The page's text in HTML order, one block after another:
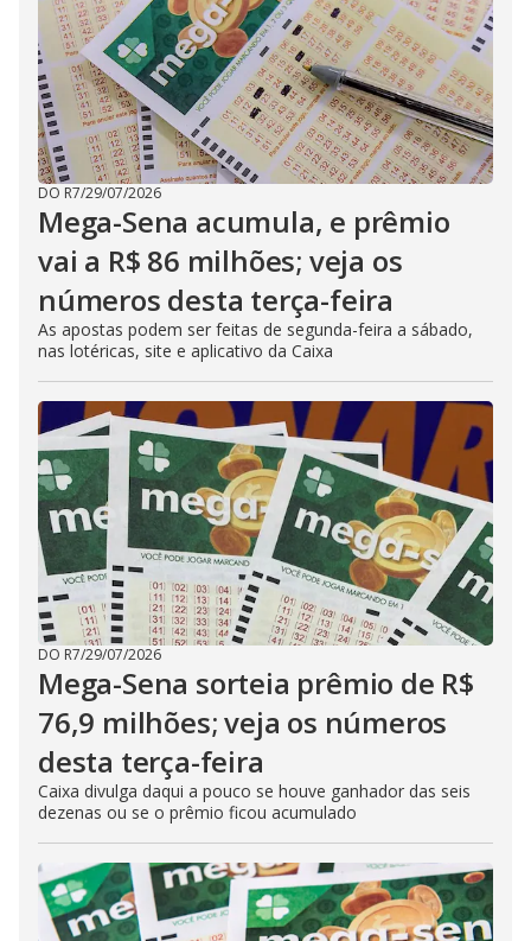
DO R7/29/07/2026
Mega-Sena acumula, e prêmio
vai a R$ 86 milhões; veja os
números desta terça-feira
As apostas podem ser feitas de segunda-feira a sábado,
nas lotéricas, site e aplicativo da Caixa
DO R7/29/07/2026
Mega-Sena sorteia prêmio de R$
76,9 milhões; veja os números
desta terça-feira
Caixa divulga daqui a pouco se houve ganhador das seis
dezenas ou se o prêmio ficou acumulado